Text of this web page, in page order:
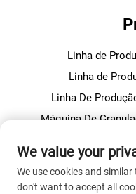
Linha de
Linha de
Linha De
Máquina De
We value your
We use cookies and
don't want to accept all